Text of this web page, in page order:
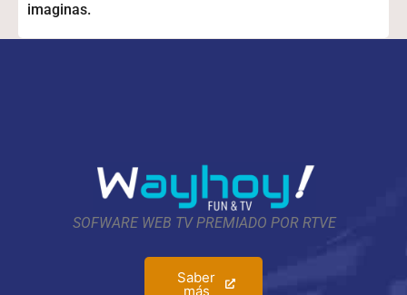
imaginas.
SOFWARE WEB TV PREMIADO POR RTVE
Saber
más